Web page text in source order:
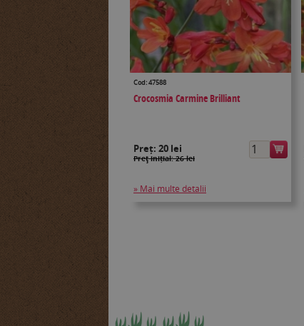
Cod: 47588
Crocosmia Carmine Brilliant
Preț: 20 lei
Preţ inițial: 26 lei
» Mai multe detalii